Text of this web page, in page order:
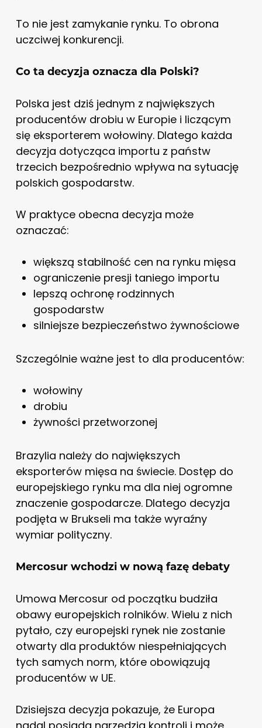
To nie jest zamykanie rynku. To obrona
uczciwej konkurencji.
Co ta decyzja oznacza dla Polski?
Polska jest dziś jednym z największych
producentów drobiu w Europie i liczącym
się eksporterem wołowiny. Dlatego każda
decyzja dotycząca importu z państw
trzecich bezpośrednio wpływa na sytuację
polskich gospodarstw.
W praktyce obecna decyzja może
oznaczać:
większą stabilność cen na rynku mięsa
ograniczenie presji taniego importu
lepszą ochronę rodzinnych
gospodarstw
silniejsze bezpieczeństwo żywnościowe
Szczególnie ważne jest to dla producentów:
wołowiny
drobiu
żywności przetworzonej
Brazylia należy do największych
eksporterów mięsa na świecie. Dostęp do
europejskiego rynku ma dla niej ogromne
znaczenie gospodarcze. Dlatego decyzja
podjęta w Brukseli ma także wyraźny
wymiar polityczny.
Mercosur wchodzi w nową fazę debaty
Umowa Mercosur od początku budziła
obawy europejskich rolników. Wielu z nich
pytało, czy europejski rynek nie zostanie
otwarty dla produktów niespełniających
tych samych norm, które obowiązują
producentów w UE.
Dzisiejsza decyzja pokazuje, że Europa